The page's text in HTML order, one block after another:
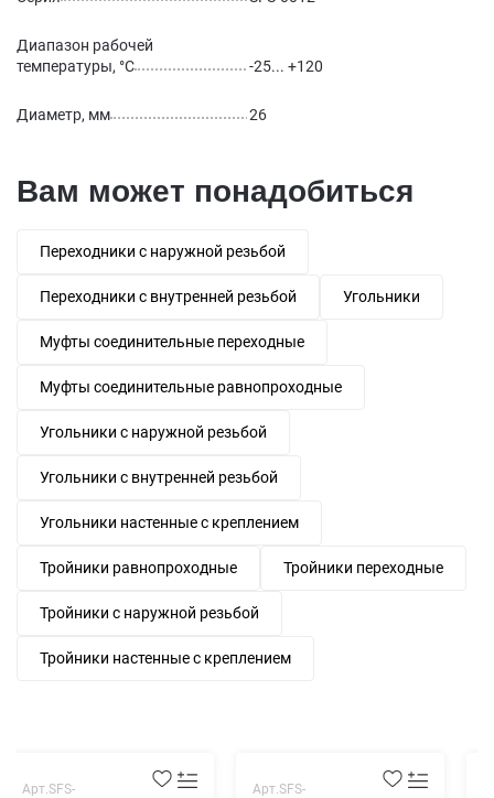
Диапазон рабочей
температуры, °С
-25... +120
Диаметр, мм 26
Вам может понадобиться
Переходники с наружной резьбой
Переходники с внутренней резьбой Угольники
Муфты соединительные переходные
Муфты соединительные равнопроходные
Угольники с наружной резьбой
Угольники с внутренней резьбой
Угольники настенные с креплением
Тройники равнопроходные Тройники переходные
Тройники с наружной резьбой
Тройники настенные с креплением
Арт.SFS-
Арт.SFS-